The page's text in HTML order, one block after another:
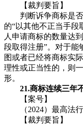
【裁判要旨】
判断诉争商标是否
的“以其他不正当手段
人申请商标的数量达
段取得注册”。对于能
图或者已经将商标实
理性或正当性的，则
形。
21.商标连续三年
【案号】
（2024）最高法行
【裁判要旨】